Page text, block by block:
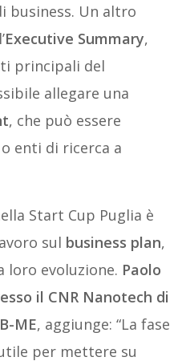
business. Un altro
Executive Summary,
principali del
allegare una
, che può essere
enti di ricerca a
Start Cup Puglia è
sul business plan,
loro evoluzione. Paolo
il CNR Nanotech di
B-ME, aggiunge: “La fase
per mettere su